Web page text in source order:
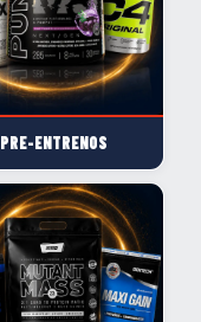
PRE-ENTRENOS